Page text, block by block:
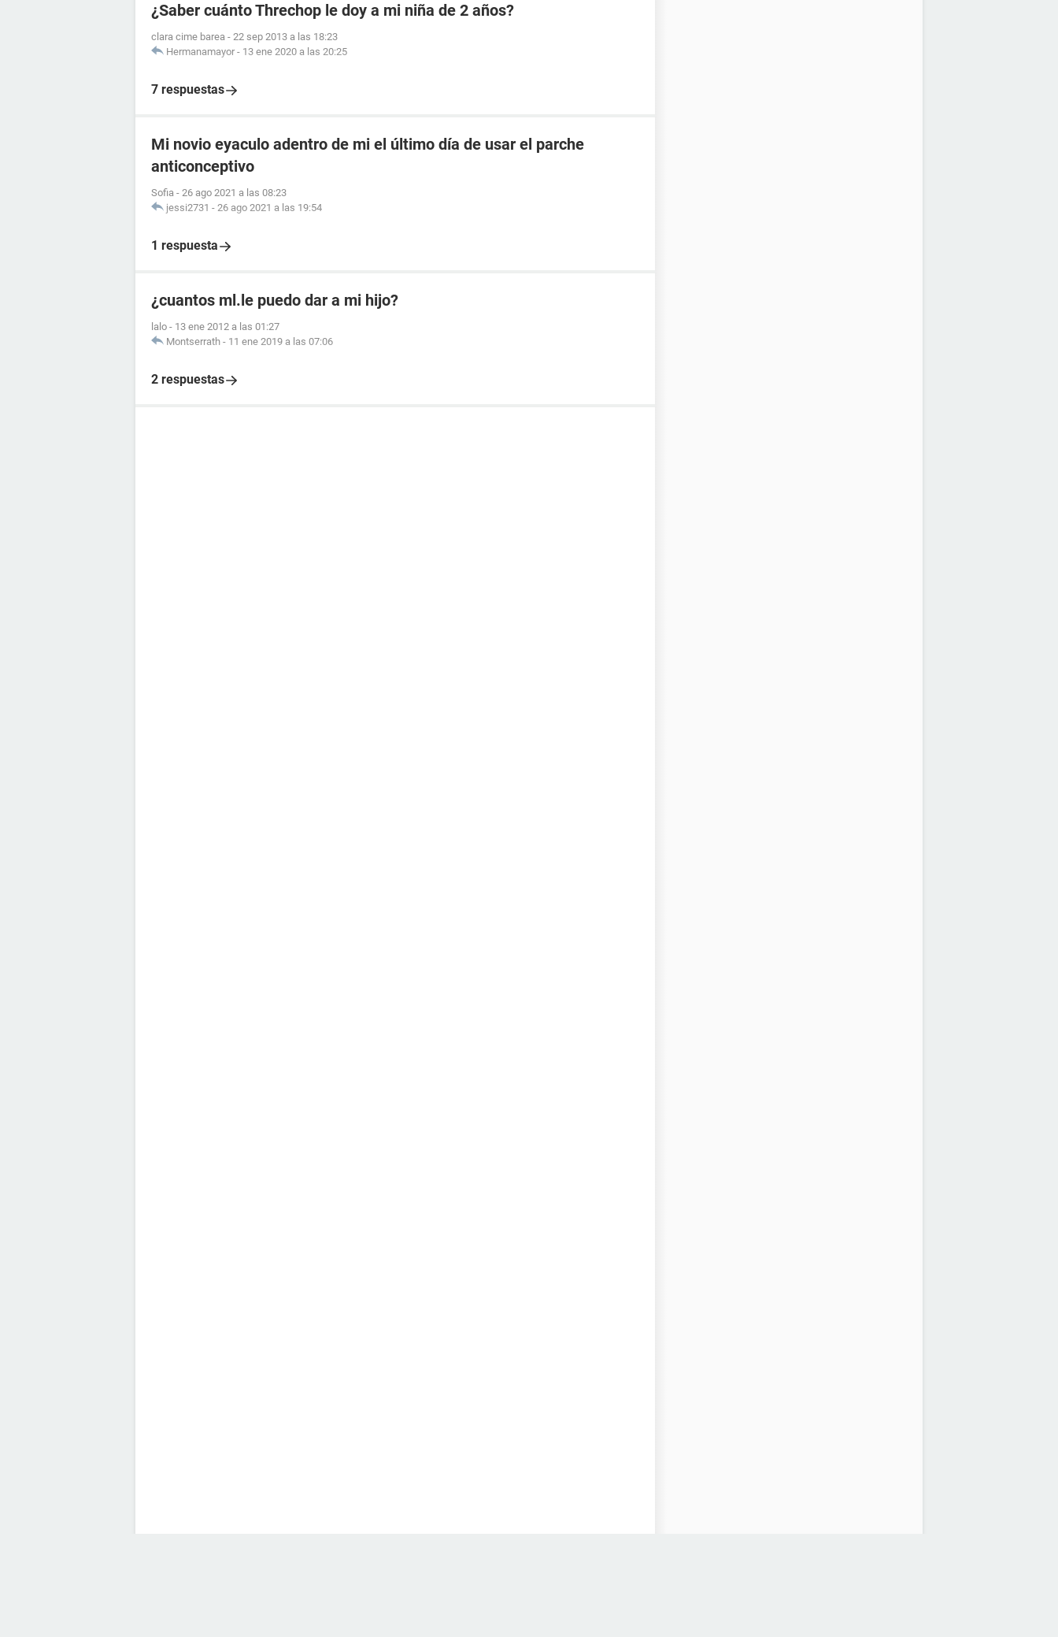
¿Saber cuánto Threchop le doy a mi niña de 2 años?
clara cime barea - 22 sep 2013 a las 18:23
Hermanamayor - 13 ene 2020 a las 20:25
7 respuestas
Mi novio eyaculo adentro de mi el último día de usar el parche
anticonceptivo
Sofia - 26 ago 2021 a las 08:23
jessi2731 - 26 ago 2021 a las 19:54
1 respuesta
¿cuantos ml.le puedo dar a mi hijo?
lalo - 13 ene 2012 a las 01:27
Montserrath - 11 ene 2019 a las 07:06
2 respuestas